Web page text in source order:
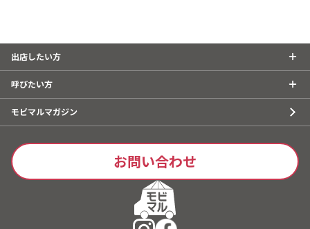
出店したい方
呼びたい方
モビマルマガジン
お問い合わせ